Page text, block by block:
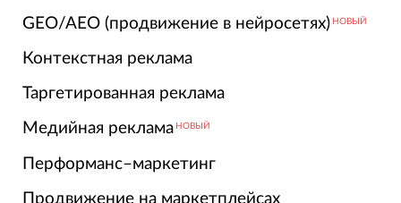
GEO/AEO (продвижение в нейросетях) НОВЫЙ
Контекстная реклама
Таргетированная реклама
Медийная реклама НОВЫЙ
Перформанс–маркетинг
Продвижение на маркетплейсах